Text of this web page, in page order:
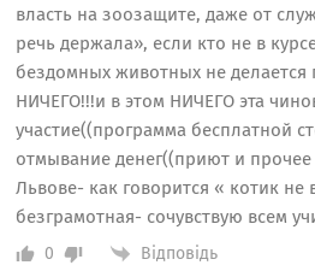
власть на зоозащите, даже от
речь держала», если кто не в
бездомных животных не делается
НИЧЕГО!!!и в этом НИЧЕГО эта
участие((программа бесплатной
отмывание денег((приют и прочее
Львове- как говорится « котик не
безграмотная- сочувствую всем
0 Відповідь